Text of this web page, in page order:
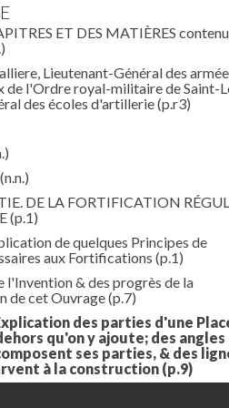
ET DES MATIÈRES
Lieutenant-Général des
de l'Ordre royal-militaire de Saint-
des écoles d'artillerie(p.r3)
(n.n.)
DE LA FORTIFICATION
(p.1)
de quelques Principes de
aux Fortifications (p.1)
l'Invention & des progrès de la
de cet Ouvrage(p.7)
des parties d'une
qu'on y ajoute; des angles
ses parties, & des
à la construction (p.9)
angles qui composent les parties